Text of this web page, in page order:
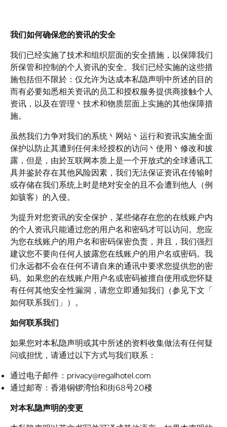
我们如何确保您的资讯的安全
我们已经实施了技术和组织层面的安全措施，以保障我们
所保管和控制的个人资讯的安全。我们已经实施的这些措
施包括但不限於：仅允许为达成本私隐声明中所述的目的
而有必要知悉相关资讯的员工和授权服务提供商接触个人
资讯，以及在管理丶技术和物质层面上实施的其他保障措
施。
虽然我们力争对我们的系统丶网站丶运行和资讯实施全面
保护以防止其遭到任何未经授权的访问丶使用丶修改和披
露，但是，由於互联网本质上是一个开放式的全球通讯工
具并鉴於存在其他风险因素，我们无法保证资讯在传输时
或存储在我们系统上时是绝对安全的且不会遭到他人（例
如骇客）的入侵。
为提升对您资讯的安全保护，某些储存在您的在线账户内
的个人资讯只能通过您的用户名和密码才可以访问。您应
为您在线账户的用户名和密码保密负责，并且，我们强烈
建议您不要向任何人披露您在线账户的用户名或密码。我
们永远都不会在任何不请自来的通讯中要求您提供您的密
码。如果您的在线账户用户名或密码被擅自使用或您怀疑
有任何其他安全性漏洞，请您立即通知我们（参见下文「
如何联系我们」）。
如何联系我们
如果您对本私隐声明或其中所述的资料收集做法有任何疑
问或担忧，请通过以下方式与我们联系：
通过电子邮件： privacy@regalhotel.com
通过邮寄：香港铜锣湾怡和街68号20楼
对本私隐声明的变更